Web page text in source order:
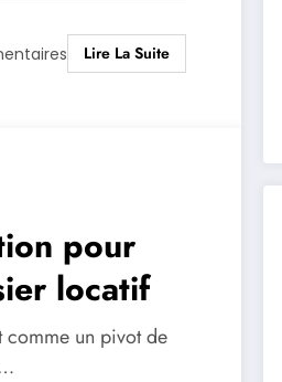
Lire La Suite
pour
locatif
comme un pivot de